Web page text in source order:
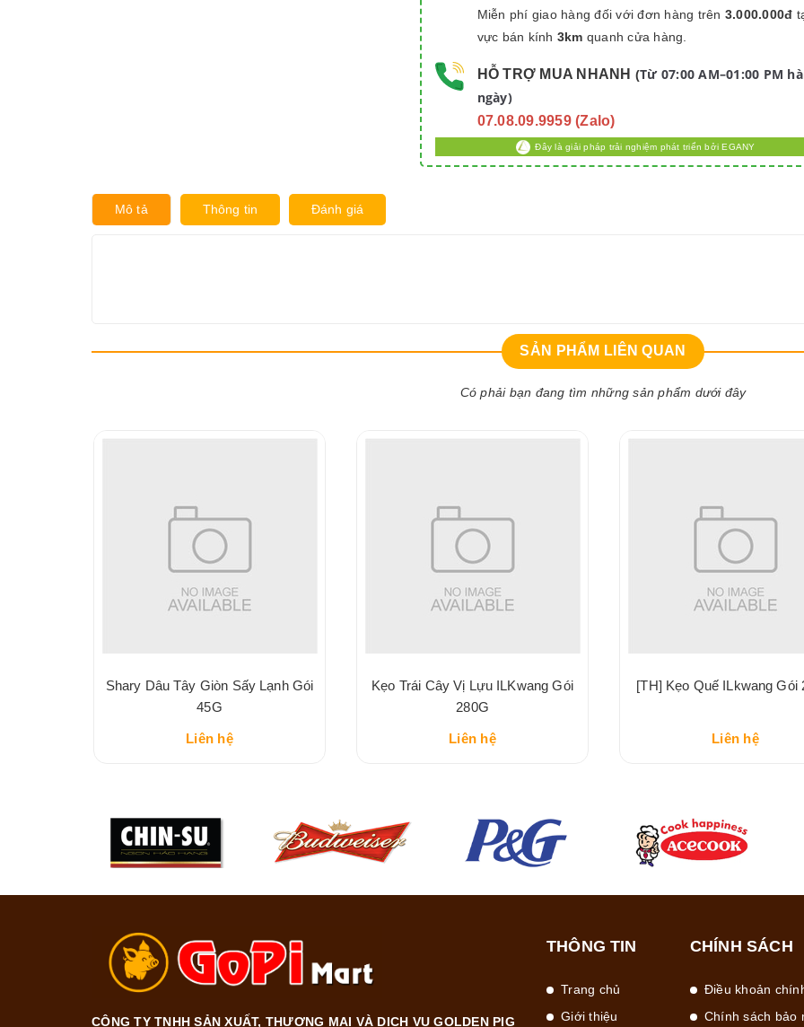
Miễn phí giao hàng đối với đơn hàng trên 3.000.000đ
vực bán kính 3km quanh cửa hàng.
HỖ TRỢ MUA NHANH (Từ 07:00 AM–01:00 PM
ngày)
07.08.09.9959 (Zalo)
Đây là giải pháp trải nghiệm phát triển bởi EGANY
Mô tả Thông tin Đánh giá
SẢN PHẨM LIÊN QUAN
Có phải bạn đang tìm những sản phẩm dưới đây
Shary Dâu Tây Giòn Sấy Lạnh Gói
45G
Liên hệ
Kẹo Trái Cây Vị Lựu ILKwang Gói
280G
Liên hệ
[TH] Kẹo Quế ILkwang Gói
Liên hệ
CÔNG TY TNHH SẢN XUẤT, THƯƠNG MẠI VÀ DỊCH VỤ GOLDEN PIG
THÔNG TIN
Trang chủ
Giới thiệu
CHÍNH SÁCH
Điều khoản
Chính sách bảo